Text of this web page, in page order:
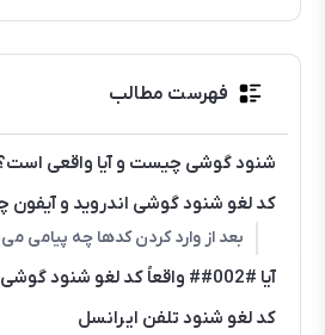
فهرست مطالب
شنود گوشی چیست و آیا واقعی
کد لغو شنود گوشی اندروید و
بعد از وارد کردن کدها چه پیامی
آیا #002## واقعاً کد لغو شنود گوشی است ؟
کد لغو شنود تلفن ایرانسل